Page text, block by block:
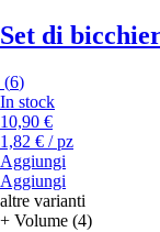
Set di
(6)
In stock
10,90 €
1,82 € / pz
Aggiungi
Aggiungi
altre varianti
+ Volume (4)